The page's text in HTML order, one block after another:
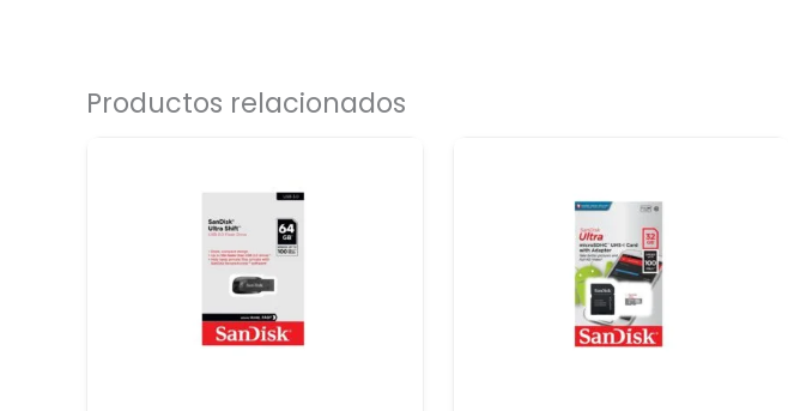
Productos relacionados